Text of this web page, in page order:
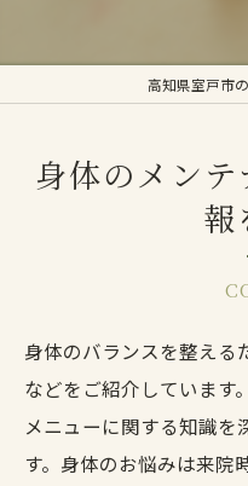
高知県室戸市
身体のメン
報
身体のバランスを整える
などをご紹介しています
メニューに関する知識を
す。身体のお悩みは来院